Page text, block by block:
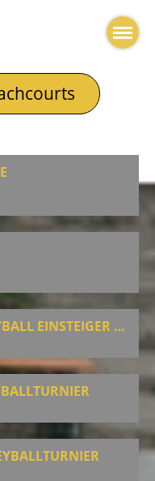
BEACHVOLLEYBALL / VOLLEYBALL EINSTEIGER & AUFFRISCHUNG